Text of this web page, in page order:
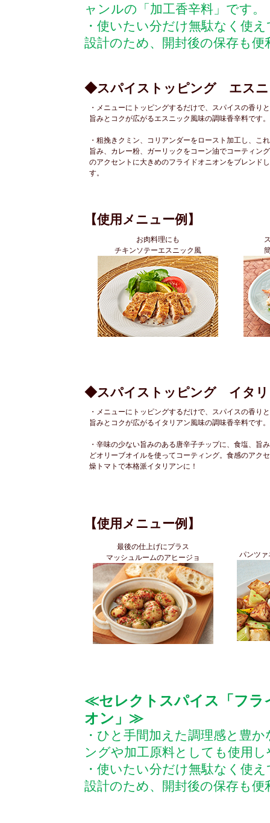
ャンルの「加工香辛料」です。
・使いたい分だけ無駄なく使
設計のため、開封後の保存も便
◆スパイストッピング エスニ
・メニューにトッピングするだけで、スパイスの香り
旨みとコクが広がるエスニック風味の調味香辛料です。
・粗挽きクミン、コリアンダーをロースト加工し、こ
旨み、カレー粉、ガーリックをコーン油でコーティン
のアクセントに大きめのフライドオニオンをブレンド
す。
【使用メニュー例】
お肉料理にも
チキンソテーエスニック風
◆スパイストッピング イタリ
・メニューにトッピングするだけで、スパイスの香り
旨みとコクが広がるイタリアン風味の調味香辛料です。
・辛味の少ない旨みのある唐辛子チップに、食塩、旨
どオリーブオイルを使ってコーティング。食感のアク
燥トマトで本格派イタリアンに！
【使用メニュー例】
最後の仕上げにプラス
マッシュルームのアヒージョ
パンツァ
≪セレクトスパイス「フラ
オン」≫
・ひと手間加えた調理感と豊
ングや加工原料としても使用
・使いたい分だけ無駄なく使
設計のため、開封後の保存も便